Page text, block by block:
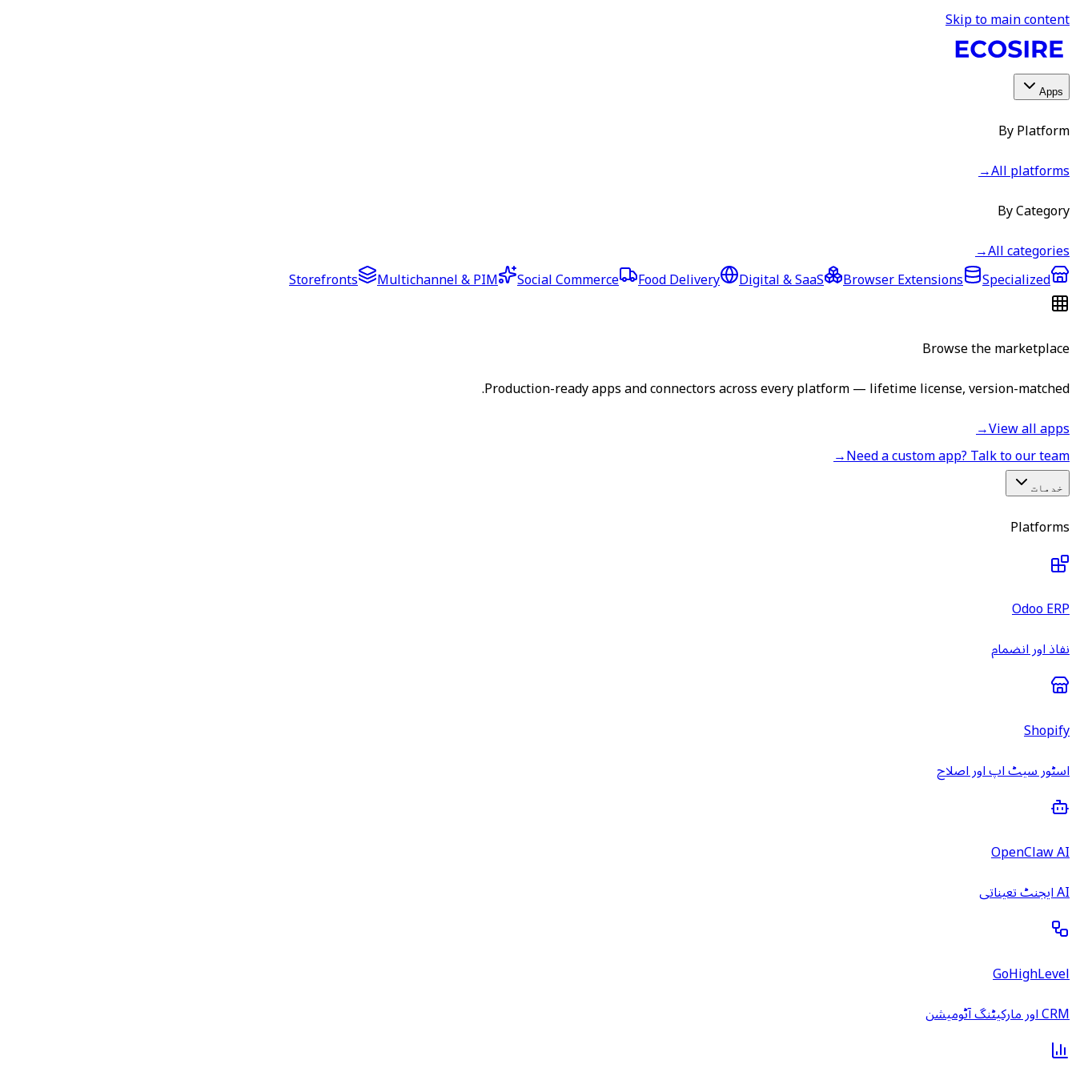
Skip to main content
Apps
By Platform
All platforms
→
By Category
All categories
→
Storefronts
Multichannel & PIM Social Commerce Food Delivery Digital & SaaS Browser Extensions Specialized
Browse the marketplace
Production-ready apps and connectors across every platform — lifetime license, version-matched.
View all apps
→
Need a custom app? Talk to our team
→
خدمات
Platforms
Odoo ERP
نفاذ اور انضمام
Shopify
اسٹور سیٹ اپ اور اصلاح
OpenClaw AI
AI ایجنٹ تعیناتی
GoHighLevel
CRM اور مارکیٹنگ آٹومیشن